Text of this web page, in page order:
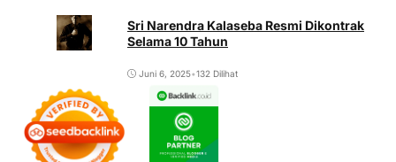
Sri Narendra Kalaseba Resmi Dikontrak
Selama 10 Tahun
Juni 6, 2025•132 Dilihat